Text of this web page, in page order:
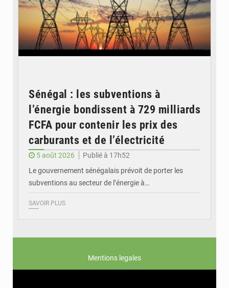
Sénégal : les subventions à
l’énergie bondissent à 729 milliards
FCFA pour contenir les prix des
carburants et de l’électricité
5 août 2026
Publié à 17h52
Le gouvernement sénégalais prévoit de porter les
subventions au secteur de l’énergie à…
SAVOIR PLUS
Mentions legales